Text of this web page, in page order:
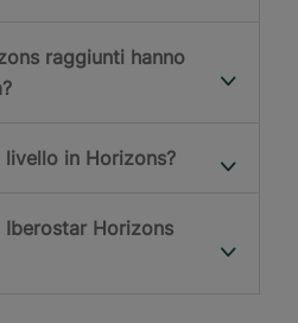
raggiunti hanno
in Horizons?
Horizons